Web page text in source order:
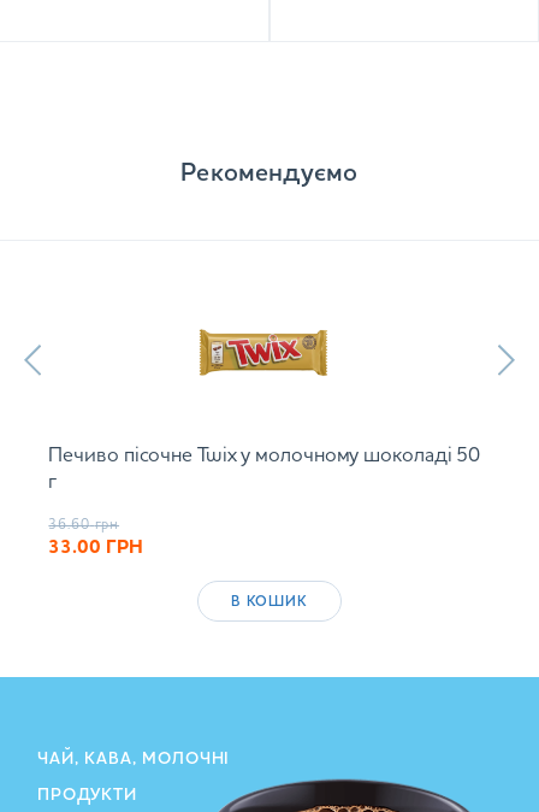
Рекомендуємо
Печиво пісочне Twix у молочному шоколаді 50
г
36.60 грн
33.00 ГРН
В КОШИК
ЧАЙ, КАВА, МОЛОЧНІ
ПРОДУКТИ